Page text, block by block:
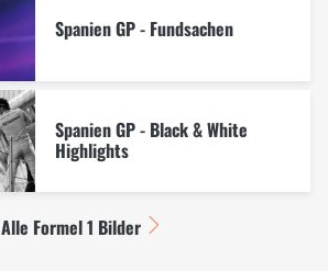
Spanien GP - Fundsachen
Spanien GP - Black & White
Highlights
Alle Formel 1 Bilder